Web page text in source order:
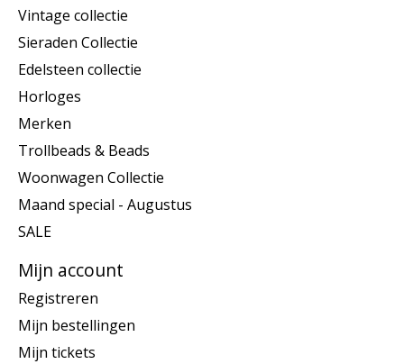
Vintage collectie
Sieraden Collectie
Edelsteen collectie
Horloges
Merken
Trollbeads & Beads
Woonwagen Collectie
Maand special - Augustus
SALE
Mijn account
Registreren
Mijn bestellingen
Mijn tickets